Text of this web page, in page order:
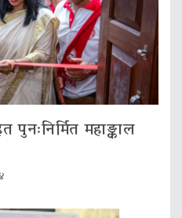
महाङ्काल